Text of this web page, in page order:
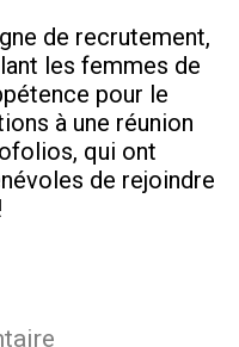
de recrutement,
les femmes de
pour le
à une réunion
qui ont
de rejoindre